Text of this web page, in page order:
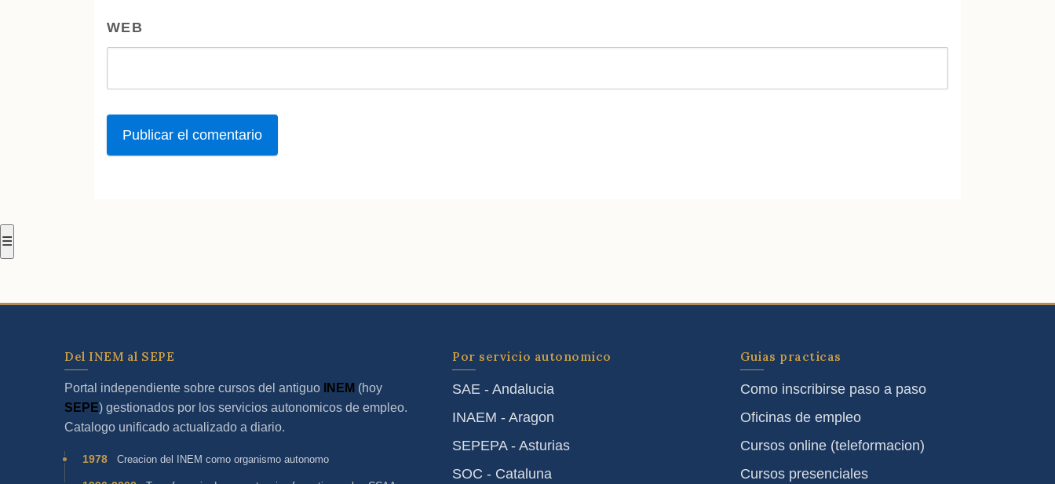
WEB
☰
Del INEM al SEPE
Portal independiente sobre cursos del antiguo INEM (hoy
SEPE) gestionados por los servicios autonomicos de empleo.
Catalogo unificado actualizado a diario.
1978 Creacion del INEM como organismo autonomo
Por servicio autonomico
SAE - Andalucia
INAEM - Aragon
SEPEPA - Asturias
SOC - Cataluna
Guias practicas
Como inscribirse paso a paso
Oficinas de empleo
Cursos online (teleformacion)
Cursos presenciales